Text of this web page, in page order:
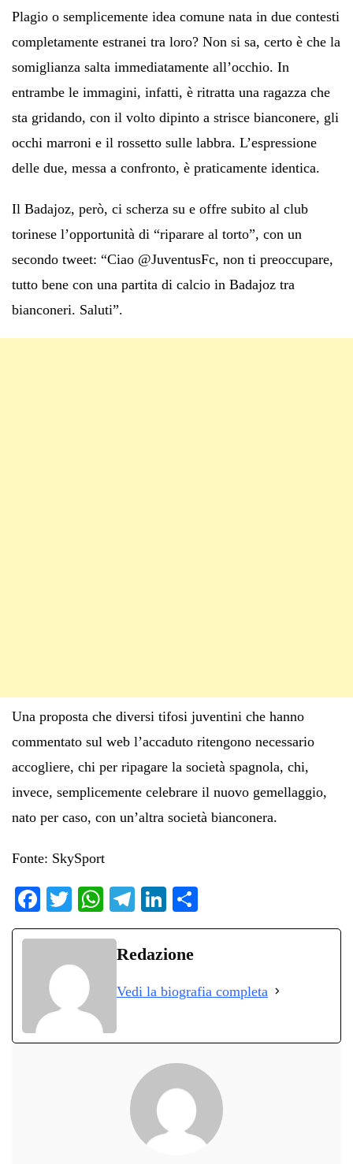
Plagio o semplicemente idea comune nata in due contesti
completamente estranei tra loro? Non si sa, certo è che la
somiglianza salta immediatamente all’occhio. In
entrambe le immagini, infatti, è ritratta una ragazza che
sta gridando, con il volto dipinto a strisce bianconere, gli
occhi marroni e il rossetto sulle labbra. L’espressione
delle due, messa a confronto, è praticamente identica.
Il Badajoz, però, ci scherza su e offre subito al club
torinese l’opportunità di “riparare al torto”, con un
secondo tweet: “Ciao @JuventusFc, non ti preoccupare,
tutto bene con una partita di calcio in Badajoz tra
bianconeri. Saluti”.
Una proposta che diversi tifosi juventini che hanno
commentato sul web l’accaduto ritengono necessario
accogliere, chi per ripagare la società spagnola, chi,
invece, semplicemente celebrare il nuovo gemellaggio,
nato per caso, con un’altra società bianconera.
Fonte: SkySport
Fa
ce
ok
T
wi
r
W
ha
ts
pp
Te
le
gr
m
Li
nk
ed
on
di
Redazione
Vedi la biografia completa